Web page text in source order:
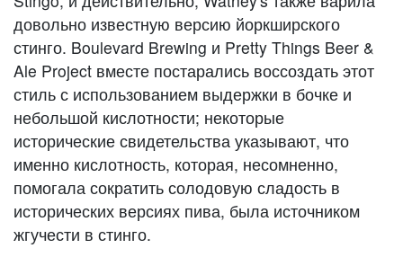
довольно известную версию йоркширского
стинго. Boulevard Brewing и Pretty Things Beer &
Ale Project вместе постарались воссоздать этот
стиль с использованием выдержки в бочке и
небольшой кислотности; некоторые
исторические свидетельства указывают, что
именно кислотность, которая, несомненно,
помогала сократить солодовую сладость в
исторических версиях пива, была источником
жгучести в стинго.